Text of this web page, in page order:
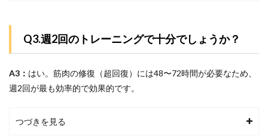
Q3.週2回のトレーニングで十分でしょうか？
A3： はい。筋肉の修復（超回復）には48〜72時間が必要なため、
週2回が最も効率的で効果的です。
つづきを見る